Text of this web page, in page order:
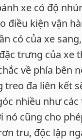
xe có độ
điều kiện vận
có của xe
trưng của xe
về phía bên
treo đa liên kết
nhiều như các
nó cũng cho
tru, độc lập